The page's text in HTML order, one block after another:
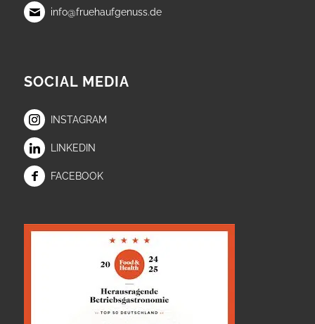
info@fruehaufgenuss.de
SOCIAL MEDIA
INSTAGRAM
LINKEDIN
FACEBOOK